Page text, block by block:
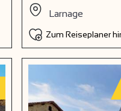
Larnage
Zum Reiseplaner